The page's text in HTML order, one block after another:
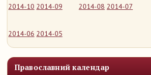
2014-10 2014-09 2014-08 2014-07
2014-06 2014-05
Православний календар